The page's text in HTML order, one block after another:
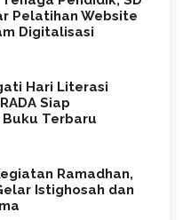
Pelatihan Website
Digitalisasi
Hari Literasi
Siap
Terbaru
Ramadhan,
Istighosah dan